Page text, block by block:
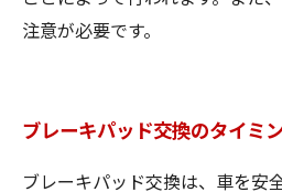
注意が必要です。
ブレーキパッド交換のタイミ
ブレーキパッド交換は、車を安